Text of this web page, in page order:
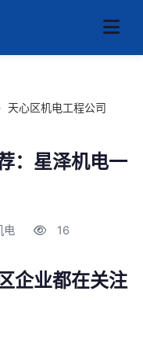
天心区机电工程公司
：星泽机电一
电 16
企业都在关注